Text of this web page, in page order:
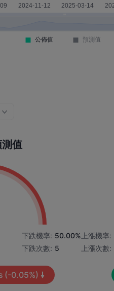
值
下跌機率: 50.00%
下跌次數: 5
(-0.05%)
上漲機率:
上漲次數: